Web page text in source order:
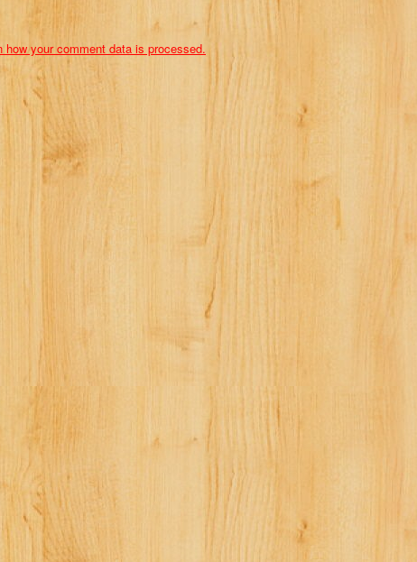
how your comment data is processed.